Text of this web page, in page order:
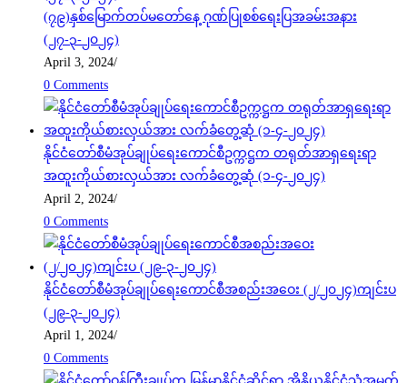
(၇၉)နှစ်မြောက်တပ်မတော်နေ့ ဂုဏ်ပြုစစ်ရေးပြအခမ်းအနား
(၂၇-၃-၂၀၂၄)
April 3, 2024/
0 Comments
နိုင်ငံတော်စီမံအုပ်ချုပ်ရေးကောင်စီဥက္ကဋ္ဌက တရုတ်အာရှရေးရာ
အထူးကိုယ်စားလှယ်အား လက်ခံတွေ့ဆုံ (၁-၄-၂၀၂၄)
April 2, 2024/
0 Comments
နိုင်ငံတော်စီမံအုပ်ချုပ်ရေးကောင်စီအစည်းအဝေး (၂/၂၀၂၄)ကျင်းပ
(၂၉-၃-၂၀၂၄)
April 1, 2024/
0 Comments